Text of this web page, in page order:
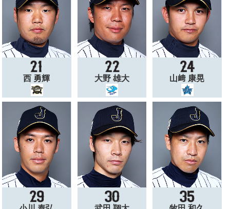
西 勇輝 大野 雄大 山﨑 康晃